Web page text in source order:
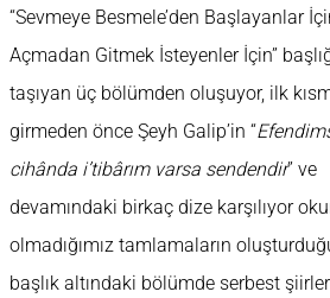
“Sevmeye Besmele’den Başlayanlar
Açmadan Gitmek İsteyenler İçin”
taşıyan üç bölümden oluşuyor, ilk
girmeden önce Şeyh Galip’in “
cihânda i’tibârım varsa sendendir” ve
devamındaki birkaç dize karşılıyor
olmadığımız tamlamaların
başlık altındaki bölümde serbest